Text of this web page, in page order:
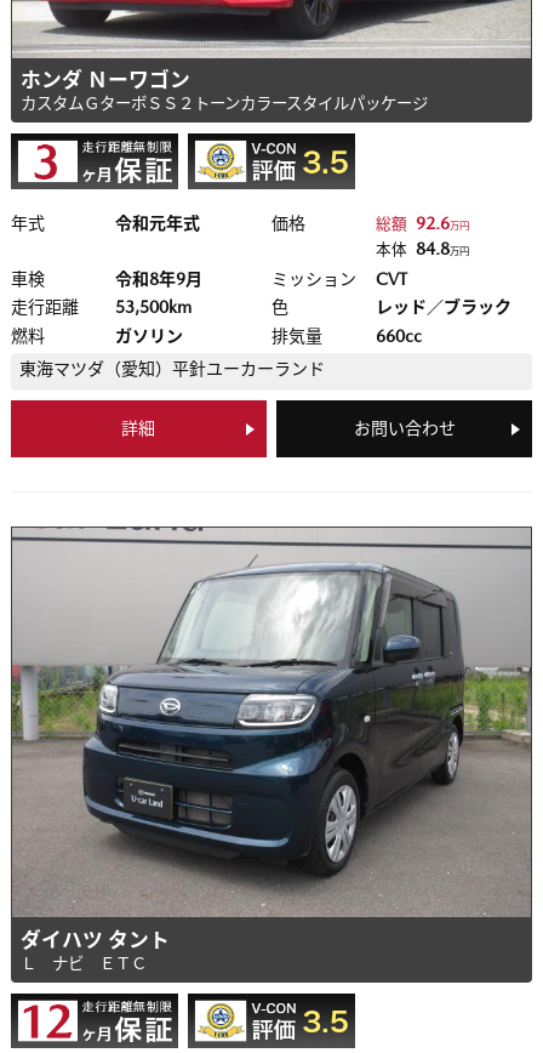
ホンダ Ｎーワゴン
カスタムＧターボＳＳ２トーンカラースタイルパッケージ
年式 令和元年式 価格 総額 92.6 万円
本体 84.8 万円
車検 令和8年9月 ミッション
CVT
走行距離
53,500km 色
レッド／ブラック
燃料
ガソリン 排気量
660cc
東海マツダ（愛知） 平針ユーカーランド
詳細 お問い合わせ
ダイハツ タント
Ｌ ナビ ＥＴＣ